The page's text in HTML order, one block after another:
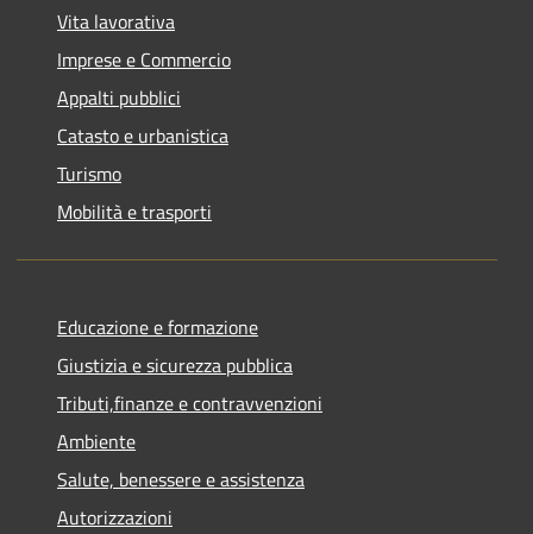
Vita lavorativa
Imprese e Commercio
Appalti pubblici
Catasto e urbanistica
Turismo
Mobilità e trasporti
Educazione e formazione
Giustizia e sicurezza pubblica
Tributi,finanze e contravvenzioni
Ambiente
Salute, benessere e assistenza
Autorizzazioni